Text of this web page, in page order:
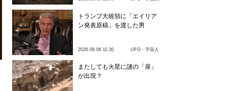
トランプ大統領に「エイリア
ン発表原稿」を渡した男
2026.08.08 11:30 UFO・宇宙人
またしても火星に謎の「扉」
が出現？